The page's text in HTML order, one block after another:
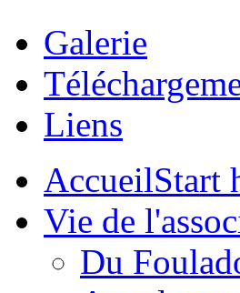
Galerie
Liens
AccueilStart
Vie de
Du